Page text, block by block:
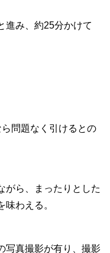
進み、約25分かけて
問題なく引けるとの
がら、まったりとした
わえる。
写真撮影が有り、撮影